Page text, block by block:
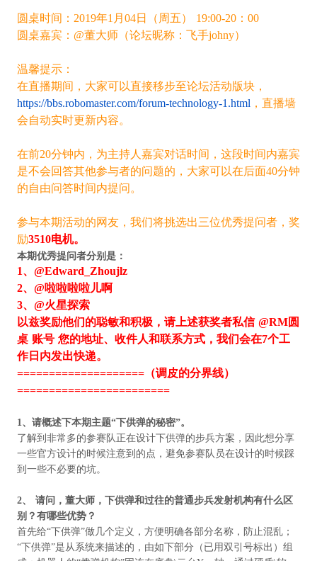
圆桌时间：2019年1月04日（周五） 19:00-20：00
圆桌嘉宾：@董大师（论坛昵称： 飞手johny）
温馨提示：
在直播期间，大家可以直接移步至论坛活动版块，
https://bbs.robomaster.com/forum-technology-1.html ，直播墙
会自动实时更新内容。
在前20分钟内，为主持人嘉宾对话时间，这段时间内嘉宾
是不会回答其他参与者的问题的，大家可以在后面40分钟
的自由问答时间内提问。
参与本期活动的网友，我们将挑选出三位优秀提问者，奖
励3510电机。
本期优秀提问者分别是：
1、@Edward_Zhoujlz
2、@啦啦啦啦儿啊
3、@火星探索
以兹奖励他们的聪敏和积极，请上述获奖者私信 @RM圆
桌 账号 您的地址、收件人和联系方式，我们会在7个工
作日内发出快递。
====================（调皮的分界线）
========================
1、请概述下本期主题“下供弹的秘密”。
了解到非常多的参赛队正在设计下供弹的步兵方案，因此想分享
一些官方设计的时候注意到的点，避免参赛队员在设计的时候踩
到一些不必要的坑。
2、 请问，董大师，下供弹和过往的普通步兵发射机构有什么区
别？有哪些优势？
首先给“下供弹”做几个定义，方便明确各部分名称，防止混乱；
“下供弹”是从系统来描述的，由如下部分（已用双引号标出）组